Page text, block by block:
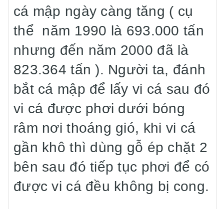
cá mập ngày càng tăng ( cụ
thể năm 1990 là 693.000 tấn
nhưng đến năm 2000 đã là
823.364 tấn ). Người ta, đánh
bắt cá mập để lấy vi cá sau đó
vi cá được phơi dưới bóng
râm nơi thoáng gió, khi vi cá
gần khô thì dùng gỗ ép chặt 2
bên sau đó tiếp tục phơi để có
được vi cá đều không bị cong.